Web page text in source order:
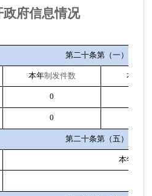
府信息情况
第二十条第（一）项
本年制发件数 本年废
0
0
第二十条第（五）项
本年处